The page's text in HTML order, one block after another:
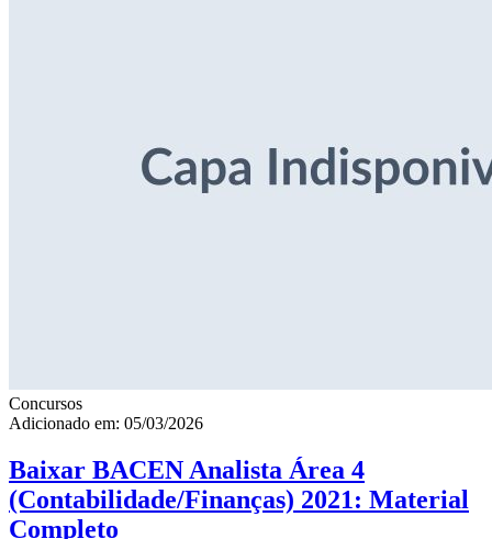
Concursos
Adicionado em: 05/03/2026
Baixar BACEN Analista Área 4
(Contabilidade/Finanças) 2021: Material
Completo